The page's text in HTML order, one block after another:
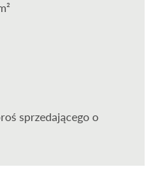
sprzedającego o